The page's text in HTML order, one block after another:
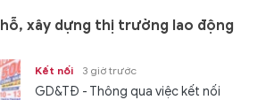
xây dựng thị trường lao động
Kết nối 3 giờ trước
GD&TĐ - Thông qua việc kết nối